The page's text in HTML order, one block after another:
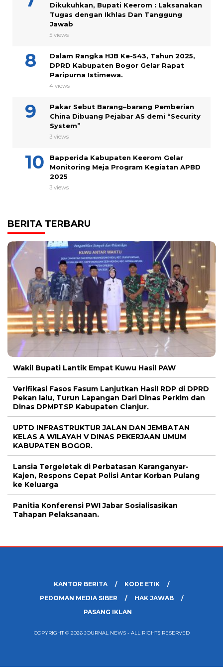
Dikukuhkan, Bupati Keerom : Laksanakan
Tugas dengan Ikhlas Dan Tanggung
Jawab
5 views
Dalam Rangka HJB Ke-543, Tahun 2025,
DPRD Kabupaten Bogor Gelar Rapat
Paripurna Istimewa.
4 views
Pakar Sebut Barang–barang Pemberian
China Dibuang Pejabar AS demi “Security
System”
3 views
Bapperida Kabupaten Keerom Gelar
Monitoring Meja Program Kegiatan APBD
2025
3 views
BERITA TERBARU
Wakil Bupati Lantik Empat Kuwu Hasil PAW
Verifikasi Fasos Fasum Lanjutkan Hasil RDP di DPRD
Pekan lalu, Turun Lapangan Dari Dinas Perkim dan
Dinas DPMPTSP Kabupaten Cianjur.
UPTD INFRASTRUKTUR JALAN DAN JEMBATAN
KELAS A WILAYAH V DINAS PEKERJAAN UMUM
KABUPATEN BOGOR.
Lansia Tergeletak di Perbatasan Karanganyar-
Kajen, Respons Cepat Polisi Antar Korban Pulang
ke Keluarga
Panitia Konferensi PWI Jabar Sosialisasikan
Tahapan Pelaksanaan.
KANTOR BERITA
KODE ETIK
PEDOMAN MEDIA SIBER
HAK JAWAB
PASANG IKLAN
COPYRIGHT © 2026 JOURNAL NEWS - ALL RIGHTS RESERVED